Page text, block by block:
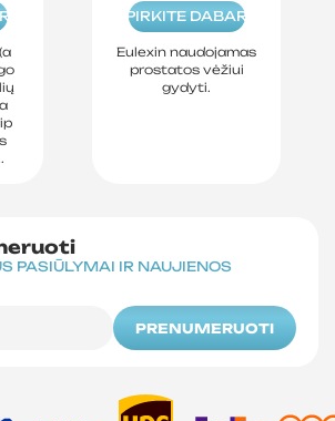
PIRKITE DABAR
Eulexin naudojamas
prostatos vėžiui
gydyti.
PASIŪLYMAI IR NAUJIENOS
PRENUMERUOTI